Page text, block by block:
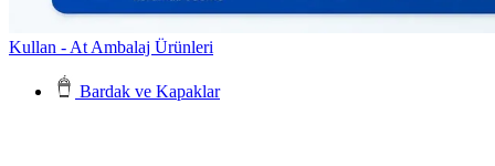
Kullan - At Ambalaj Ürünleri
Bardak ve Kapaklar